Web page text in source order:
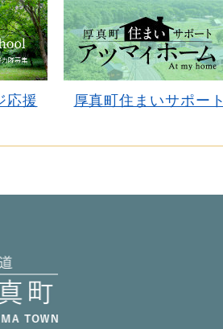
応援 厚真町住まいサポート